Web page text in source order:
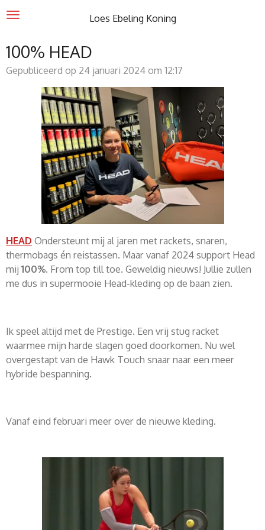
Ga
de
hoofdinhoud
Loes Ebeling Koning
100% HEAD
Gepubliceerd op 24 januari 2024 om 12:17
HEAD Ondersteunt mij al jaren met rackets, snaren,
thermobags én reistassen. Maar vanaf 2024 support Head
mij 100%. From top till toe. Geweldig nieuws! Jullie zullen
me dus in supermooie Head-kleding op de baan zien.
Ik speel altijd met de Prestige. Een vrij stug racket
waarmee mijn harde slagen goed doorkomen. Nu wel
overgestapt van de Hawk Touch snaar naar een meer
hybride bespanning.
Vanaf eind februari meer over de nieuwe kleding.